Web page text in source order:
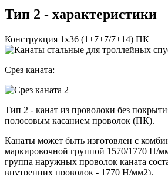
Тип 2 - характеристики
Конструкция 1х36 (1+7+7/7+14) ПК
Срез каната:
Тип 2 - канат из проволоки без
полосовым касанием проволок (ПК).
Канаты может быть изготовлен с
маркировочной группой 1570/1770 Н/
группа наружных проволок каната
внутренних проволок - 1770 Н/мм2).